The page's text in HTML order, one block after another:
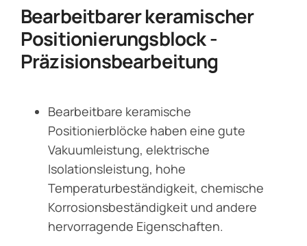
Bearbeitbarer keramischer
Positionierungsblock -
Präzisionsbearbeitung
Bearbeitbare keramische
Positionierblöcke haben eine gute
Vakuumleistung, elektrische
Isolationsleistung, hohe
Temperaturbeständigkeit, chemische
Korrosionsbeständigkeit und andere
hervorragende Eigenschaften.